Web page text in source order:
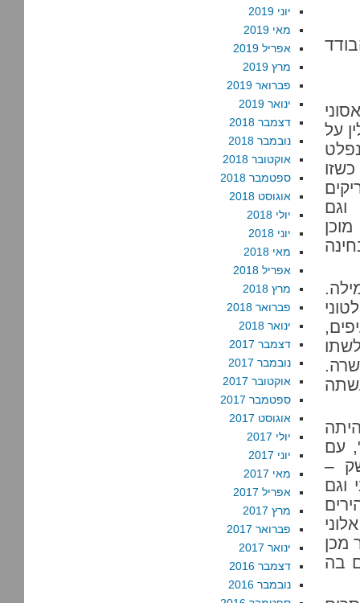
על
וגם
עם
–
וגם
מכן
בה
יוני 2019
מאי 2019
אפריל 2019
מרץ 2019
פברואר 2019
ינואר 2019
דצמבר 2018
נובמבר 2018
אוקטובר 2018
ספטמבר 2018
אוגוסט 2018
יולי 2018
יוני 2018
מאי 2018
אפריל 2018
מרץ 2018
פברואר 2018
ינואר 2018
דצמבר 2017
נובמבר 2017
אוקטובר 2017
ספטמבר 2017
אוגוסט 2017
יולי 2017
יוני 2017
מאי 2017
אפריל 2017
מרץ 2017
פברואר 2017
ינואר 2017
דצמבר 2016
נובמבר 2016